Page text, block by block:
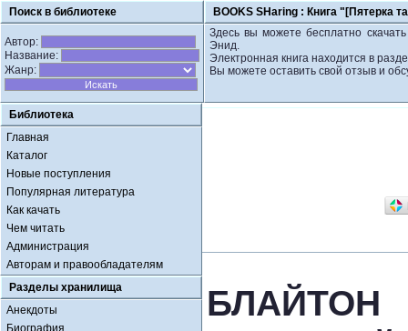
Поиск в библиотеке BOOKS SHaring : Книга "[Пятерка
Автор:
Название:
Жанр:
Здесь вы можете бесплатно
Энид.
Электронная книга находится в
Вы можете оставить свой отзыв и
Библиотека
Главная
Каталог
Новые поступления
Популярная литература
Как качать
Чем читать
Администрация
Авторам и правообладателям
Разделы хранилища
Анекдоты
Биография
БЛАЙТОН